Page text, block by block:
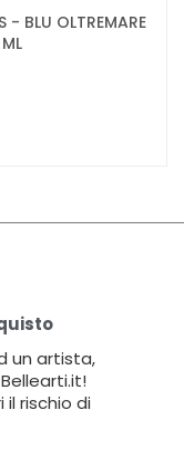
- BLU OLTREMARE
un artista,
rischio di